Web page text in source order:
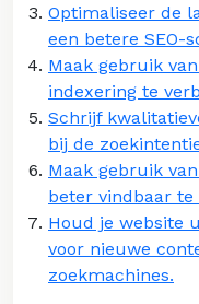
Optimaliseer de
een betere SEO-
Maak gebruik
indexering te
Schrijf
bij de
Maak gebruik
beter vindbaar
Houd je website
voor nieuwe
zoekmachines.